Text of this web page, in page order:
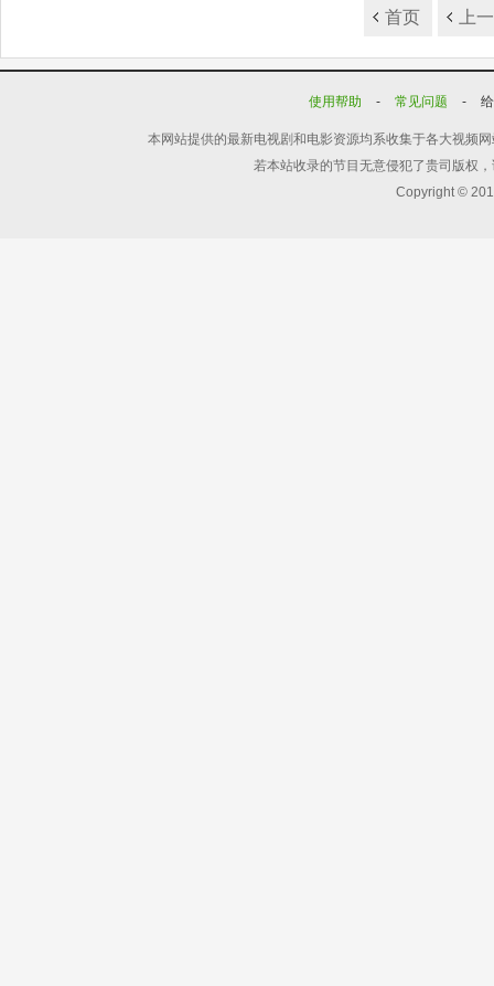
首页 上
使用帮助 - 常见问题 -
本网站提供的最新电视剧和电影资源均系收集于各大视频
若本站收录的节目无意侵犯了贵司版权
Copyright ©